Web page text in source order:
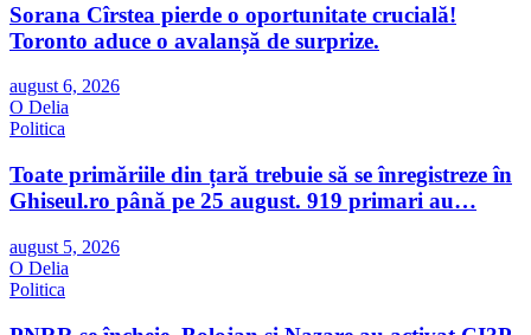
Sorana Cîrstea pierde o oportunitate crucială!
Toronto aduce o avalanșă de surprize.
august 6, 2026
O Delia
Politica
Toate primăriile din țară trebuie să se înregistreze în
Ghiseul.ro până pe 25 august. 919 primari au…
august 5, 2026
O Delia
Politica